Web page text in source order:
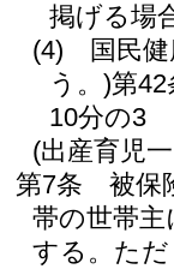
掲げる場
(4)
国民
う。)第
10分の3
(出産育児
第7条
被保
帯の世帯主
する。 た